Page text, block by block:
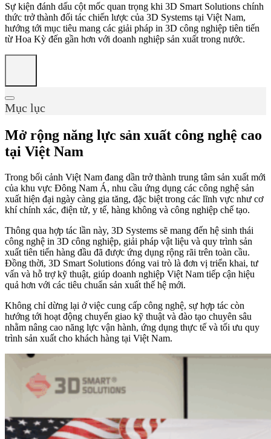
Sự kiện đánh dấu cột mốc quan trọng khi 3D Smart Solutions chính
thức trở thành đối tác chiến lược của 3D Systems tại Việt Nam,
hướng tới mục tiêu mang các giải pháp in 3D công nghiệp tiên tiến
từ Hoa Kỳ đến gần hơn với doanh nghiệp sản xuất trong nước.
Mục lục
Mở rộng năng lực sản xuất công nghệ cao
tại Việt Nam
Trong bối cảnh Việt Nam đang dần trở thành trung tâm sản xuất mới
của khu vực Đông Nam Á, nhu cầu ứng dụng các công nghệ sản
xuất hiện đại ngày càng gia tăng, đặc biệt trong các lĩnh vực như cơ
khí chính xác, điện tử, y tế, hàng không và công nghiệp chế tạo.
Thông qua hợp tác lần này, 3D Systems sẽ mang đến hệ sinh thái
công nghệ in 3D công nghiệp, giải pháp vật liệu và quy trình sản
xuất tiên tiến hàng đầu đã được ứng dụng rộng rãi trên toàn cầu.
Đồng thời, 3D Smart Solutions đóng vai trò là đơn vị triển khai, tư
vấn và hỗ trợ kỹ thuật, giúp doanh nghiệp Việt Nam tiếp cận hiệu
quả hơn với các tiêu chuẩn sản xuất thế hệ mới.
Không chỉ dừng lại ở việc cung cấp công nghệ, sự hợp tác còn
hướng tới hoạt động chuyển giao kỹ thuật và đào tạo chuyên sâu
nhằm nâng cao năng lực vận hành, ứng dụng thực tế và tối ưu quy
trình sản xuất cho khách hàng tại Việt Nam.